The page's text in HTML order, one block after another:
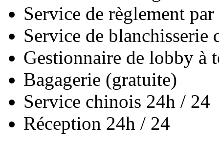
Service de règlement
Service de blanchisserie
Gestionnaire de lobby à
Bagagerie (gratuite)
Service chinois 24h / 24
Réception 24h / 24